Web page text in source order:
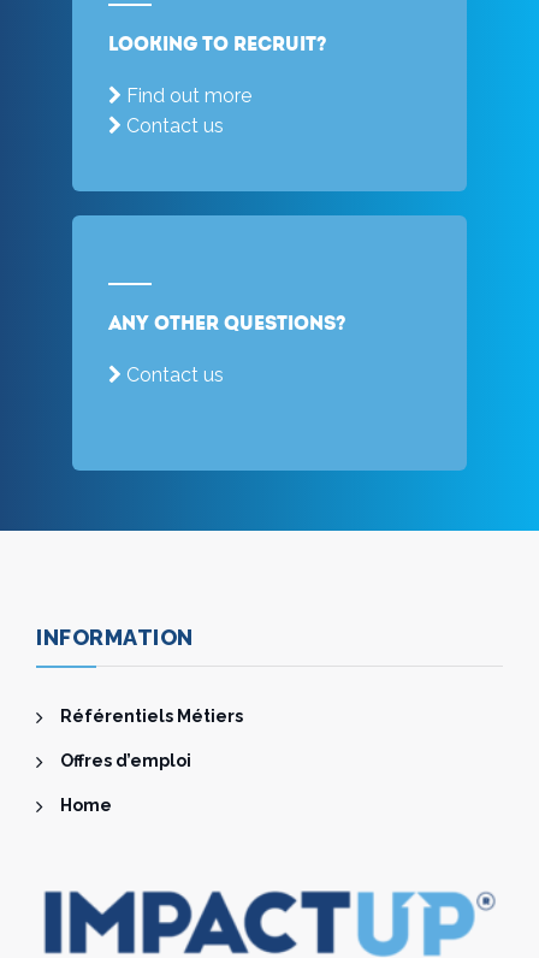
Looking to recruit?
Find out more
Contact us
Any other questions?
Contact us
INFORMATION
Référentiels Métiers
Offres d’emploi
Home